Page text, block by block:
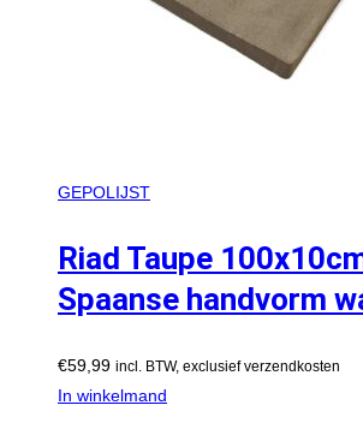
GEPOLIJST
Riad Taupe
Spaanse handvorm
€59,99 incl. BTW, exclusief verzendkosten
In winkelmand